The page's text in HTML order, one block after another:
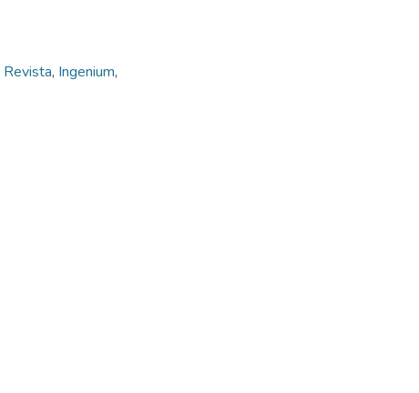
Revista, Ingenium,